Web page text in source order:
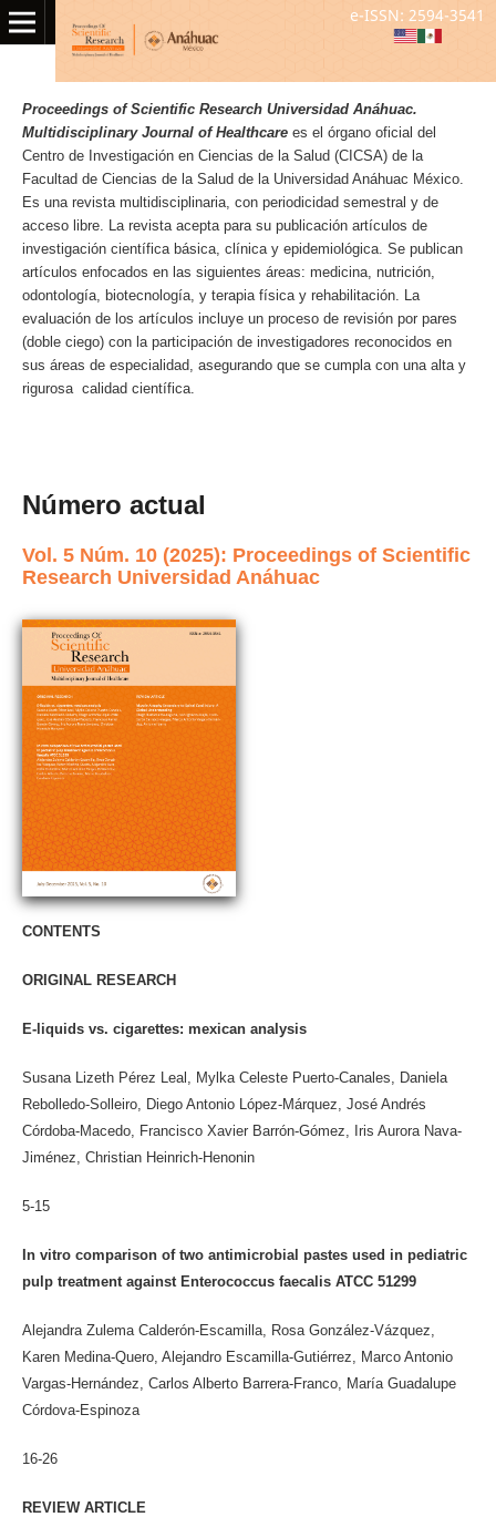
Proceedings of Scientific Research Universidad Anáhuac.
Multidisciplinary Journal of Healthcare es el órgano oficial del
Centro de Investigación en Ciencias de la Salud (CICSA) de la
Facultad de Ciencias de la Salud de la Universidad Anáhuac México.
Es una revista multidisciplinaria, con periodicidad semestral y de
acceso libre. La revista acepta para su publicación artículos de
investigación científica básica, clínica y epidemiológica. Se publican
artículos enfocados en las siguientes áreas: medicina, nutrición,
odontología, biotecnología, y terapia física y rehabilitación. La
evaluación de los artículos incluye un proceso de revisión por pares
(doble ciego) con la participación de investigadores reconocidos en
sus áreas de especialidad, asegurando que se cumpla con una alta y
rigurosa calidad científica.
Número actual
Vol. 5 Núm. 10 (2025): Proceedings of Scientific
Research Universidad Anáhuac
CONTENTS
ORIGINAL RESEARCH
E-liquids vs. cigarettes: mexican analysis
Susana Lizeth Pérez Leal, Mylka Celeste Puerto-Canales, Daniela
Rebolledo-Solleiro, Diego Antonio López-Márquez, José Andrés
Córdoba-Macedo, Francisco Xavier Barrón-Gómez, Iris Aurora Nava-
Jiménez, Christian Heinrich-Henonin
5-15
In vitro comparison of two antimicrobial pastes used in pediatric
pulp treatment against Enterococcus faecalis ATCC 51299
Alejandra Zulema Calderón-Escamilla, Rosa González-Vázquez,
Karen Medina-Quero, Alejandro Escamilla-Gutiérrez, Marco Antonio
Vargas-Hernández, Carlos Alberto Barrera-Franco, María Guadalupe
Córdova-Espinoza
16-26
REVIEW ARTICLE
e-ISSN: 2594-3541